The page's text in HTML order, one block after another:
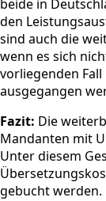
beide in
den
sind auch die
wenn es sich
vorliegenden
ausgegangen
Fazit: Die
Mandanten mit
Unter diesem
gebucht werden.